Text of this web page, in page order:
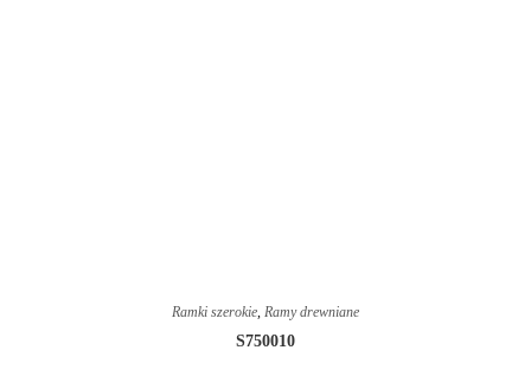
Ramki szerokie, Ramy drewniane
S750010